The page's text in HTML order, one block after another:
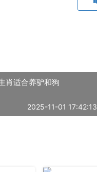
肖适合养驴和狗
2025-11-01 17:42:13